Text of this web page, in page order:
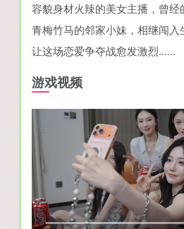
容貌身材火辣的美女主播，曾经
青梅竹马的邻家小妹，相继闯入
让这场恋爱争夺战愈发激烈......
游戏视频